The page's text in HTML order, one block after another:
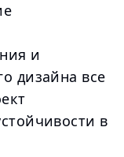
и
дизайна все
в